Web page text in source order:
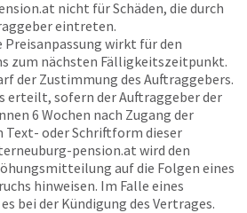
nicht für Schäden, die durch
eintreten.
Preisanpassung wirkt für den
zum nächsten Fälligkeitszeitpunkt.
der Zustimmung des Auftraggebers.
erteilt, sofern der Auftraggeber der
6 Wochen nach Zugang der
oder Schriftform dieser
pension.at wird den
auf die Folgen eines
hinweisen. Im Falle eines
bei der Kündigung des Vertrages.